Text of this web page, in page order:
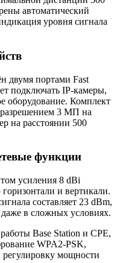
автоматический
уровня сигнала
двумя портами Fast
подключать IP-камеры,
оборудование. Комплект
разрешением 3 МП на
на расстоянии 500
функции
усиления 8 dBi
и вертикали.
составляет 23 dBm,
даже в сложных условиях.
Base Station и CPE,
WPA2-PSK,
мощности